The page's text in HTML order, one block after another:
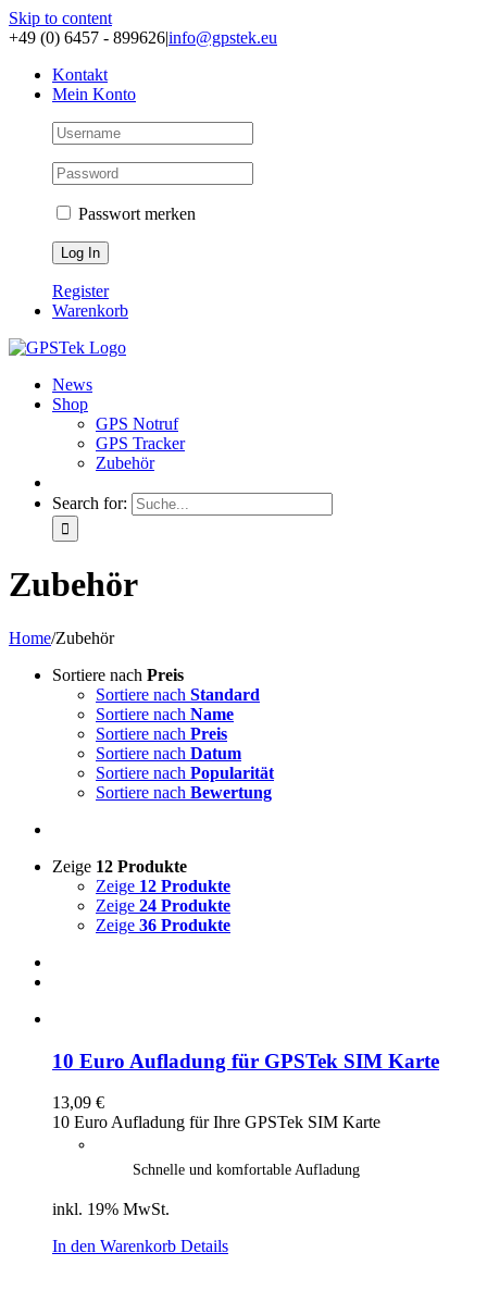
Skip to content
+49 (0) 6457 - 899626|info@gpstek.eu
Kontakt
Mein Konto
Passwort merken
Register
Warenkorb
News
Shop
GPS Notruf
GPS Tracker
Zubehör
Search for:
Zubehör
Home/Zubehör
Sortiere nach Preis
Sortiere nach Standard
Sortiere nach Name
Sortiere nach Preis
Sortiere nach Datum
Sortiere nach Popularität
Sortiere nach Bewertung
Zeige 12 Produkte
Zeige 12 Produkte
Zeige 24 Produkte
Zeige 36 Produkte
10 Euro Aufladung für GPSTek SIM Karte
13,09 €
10 Euro Aufladung für Ihre GPSTek SIM Karte
Schnelle und komfortable Aufladung
inkl. 19% MwSt.
In den Warenkorb Details